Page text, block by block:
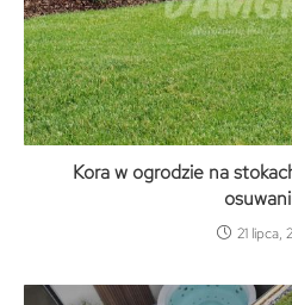
Kora w ogrodzie na
21 lipca,